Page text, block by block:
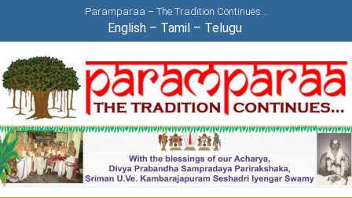
Paramparaa – The Tradition Continues…
English– Tamil– Telugu